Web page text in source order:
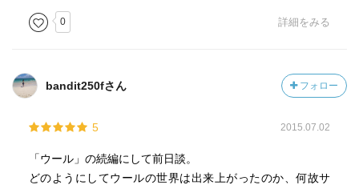
サイロが設計・建設され世界終末を迎える前の2049年～
18号だけでなく、全体を統括しているサイロ1号等、舞台も
れが独特のリズム感とスピード感を生んでいるし、読み進
ん先を読みたくなる展開でしたね。
0 詳細をみる
bandit250fさん フォロー
5 2015.07.02
「ウール」の続編にして前日談。
どのようにしてウールの世界は出来上がったのか、何故サ